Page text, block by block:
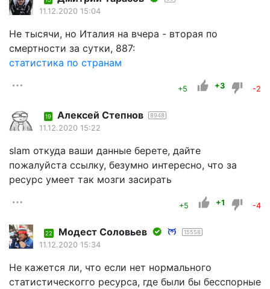
11.12.2020 15:04
Не тысячи, но Италия на вчера - вторая по
смертности за сутки, 887:
статистика по странам
+5 +3 -2
19 Алексей Степнов 8948
11.12.2020 15:22
slam откуда ваши данные берете, дайте
пожалуйста ссылку, безумно интересно, что за
ресурс умеет так мозги засирать
+5 +1 -4
22 Модест Соловьев 15558
11.12.2020 15:34
Не кажется ли, что если нет нормального
статистическогго ресурса, где были бы бесспорные